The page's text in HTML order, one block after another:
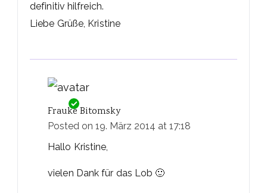
definitiv hilfreich.
Liebe Grüße, Kristine
Frauke Bitomsky
Posted on 19. März 2014 at 17:18
Hallo Kristine,
vielen Dank für das Lob 🙂